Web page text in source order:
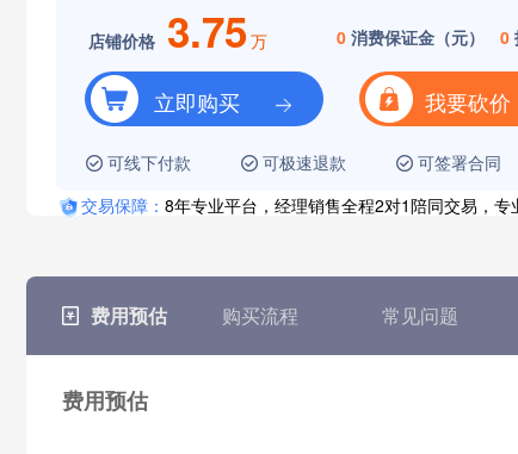
店铺价格 3.75 万 0 消费保证金（元） 0
立即购买 我要砍价
可线下付款 可极速退款 可签署合同
交易保障： 8年专业平台，经理销售全程2对1陪同交易，
费用预估 购买流程 常见问题
费用预估